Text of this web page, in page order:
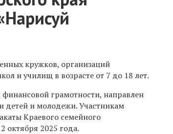
кружков, организаций
и училищ в возрасте от 7 до 18 лет.
грамотности, направлен
детей и молодежи. Участникам
Краевого семейного
октября 2025 года.